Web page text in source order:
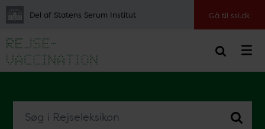
Del af Statens Serum Institut Gå til ssi.dk